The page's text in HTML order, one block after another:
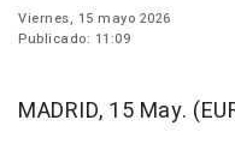
Viernes, 15 mayo 2026
Publicado: 11:09
MADRID, 15 May.